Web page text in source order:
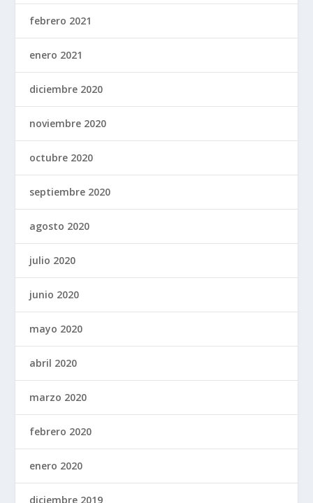
febrero 2021
enero 2021
diciembre 2020
noviembre 2020
octubre 2020
septiembre 2020
agosto 2020
julio 2020
junio 2020
mayo 2020
abril 2020
marzo 2020
febrero 2020
enero 2020
diciembre 2019